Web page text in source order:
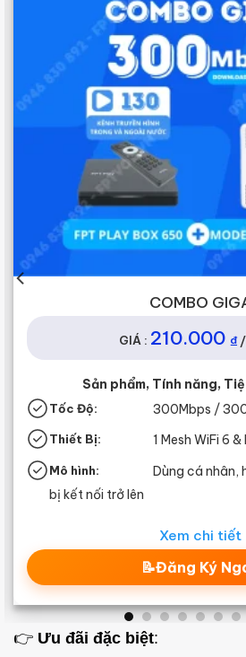
COMBO
GIÁ : 210.000 ₫
Sản phẩm, Tính năng,
Tốc Độ: 300Mbps /
Thiết Bị: 1 Mesh WiFi 6
Mô hình:
Dùng cá nhân,
bị kết nối trở lên
Xem chi tiết
📝Đăng Ký
👉 Ưu đãi đặc biệt: